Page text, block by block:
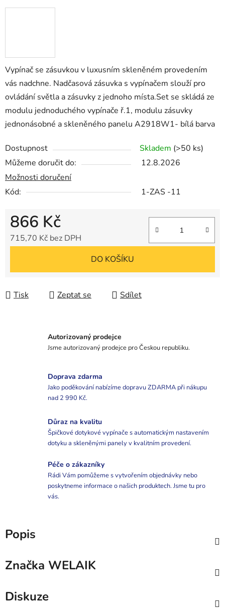
Vypínač se zásuvkou v luxusním skleněném provedením
vás nadchne. Nadčasová zásuvka s vypínačem slouží pro
ovládání světla a zásuvky z jednoho místa.Set se skládá ze
modulu jednoduchého vypínače ř.1, modulu zásuvky
jednonásobné a skleněného panelu A2918W1- bílá barva
Dostupnost Skladem (>50 ks)
Můžeme doručit do:
12.8.2026
Možnosti doručení
Kód:
1-ZAS -11
866 Kč
715,70 Kč bez DPH
DO KOŠÍKU
Tisk Zeptat se Sdílet
Autorizovaný prodejce
Jsme autorizovaný prodejce pro Českou republiku.
Doprava zdarma
Jako poděkování nabízíme dopravu ZDARMA při nákupu
nad 2 990 Kč.
Důraz na kvalitu
Špičkové dotykové vypínače s automatickým nastavením
dotyku a skleněnými panely v kvalitním provedení.
Péče o zákazníky
Rádi Vám pomůžeme s vytvořením objednávky nebo
poskytneme informace o našich produktech. Jsme tu pro
vás.
Popis
Značka WELAIK
Diskuze